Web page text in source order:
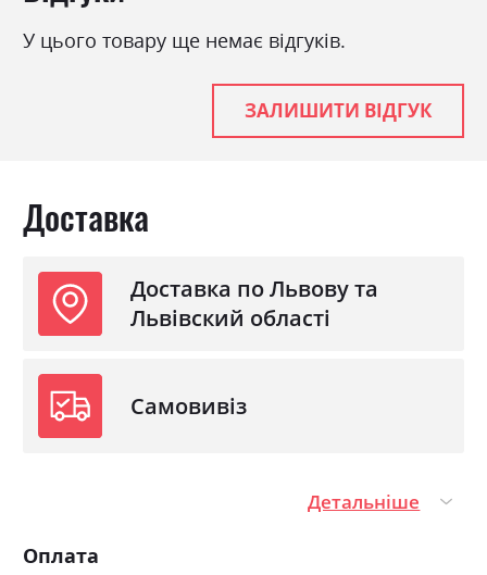
класика, мінімалізм,
модерн
Розкладний
Спальне місце
90х180
У цього товару ще немає відгуків.
ЗАЛИШИТИ ВІДГУК
Доставка
Доставка по Львову та
Львівский області
Самовивіз
Детальніше
Оплата